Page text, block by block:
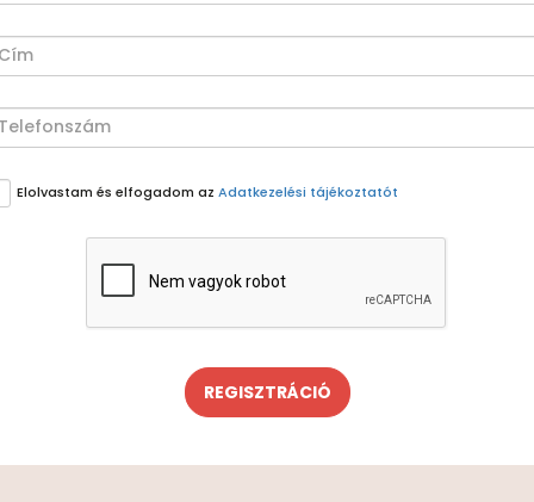
Elolvastam és elfogadom az Adatkezelési tájékoztatót
REGISZTRÁCIÓ